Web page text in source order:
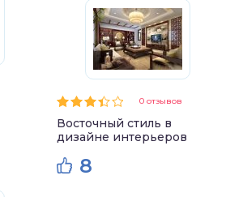
0 отзывов
Восточный стиль в
дизайне интерьеров
8